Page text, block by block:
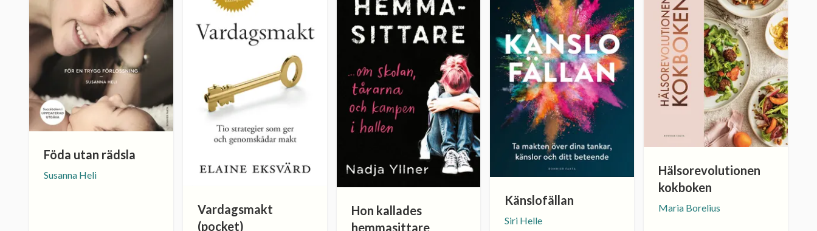
Föda utan rädsla
Susanna Heli
Vardagsmakt
(pocket)
Hon kallades
hemmasittare
Känslofällan
Siri Helle
Hälsorevolutionen
kokboken
Maria Borelius